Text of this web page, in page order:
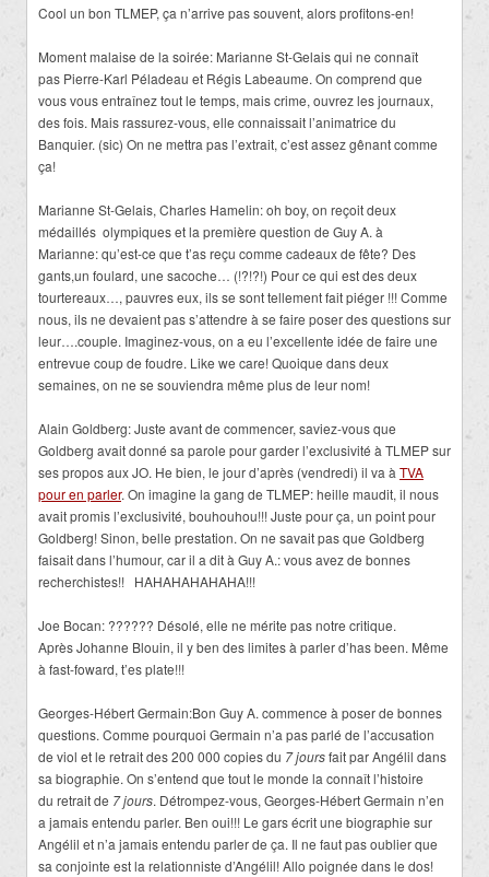
Cool un bon TLMEP, ça n’arrive pas souvent, alors profitons-en!
Moment malaise de la soirée: Marianne St-Gelais qui ne connaît
pas Pierre-Karl Péladeau et Régis Labeaume. On comprend que
vous vous entraînez tout le temps, mais crime, ouvrez les journaux,
des fois. Mais rassurez-vous, elle connaissait l’animatrice du
Banquier. (sic) On ne mettra pas l’extrait, c’est assez gênant comme
ça!
Marianne St-Gelais, Charles Hamelin: oh boy, on reçoit deux
médaillés olympiques et la première question de Guy A. à
Marianne: qu’est-ce que t’as reçu comme cadeaux de fête? Des
gants,un foulard, une sacoche… (!?!?!) Pour ce qui est des deux
tourtereaux…, pauvres eux, ils se sont tellement fait piéger !!! Comme
nous, ils ne devaient pas s’attendre à se faire poser des questions sur
leur….couple. Imaginez-vous, on a eu l’excellente idée de faire une
entrevue coup de foudre. Like we care! Quoique dans deux
semaines, on ne se souviendra même plus de leur nom!
Alain Goldberg: Juste avant de commencer, saviez-vous que
Goldberg avait donné sa parole pour garder l’exclusivité à TLMEP sur
ses propos aux JO. He bien, le jour d’après (vendredi) il va à TVA
pour en parler. On imagine la gang de TLMEP: heille maudit, il nous
avait promis l’exclusivité, bouhouhou!!! Juste pour ça, un point pour
Goldberg! Sinon, belle prestation. On ne savait pas que Goldberg
faisait dans l’humour, car il a dit à Guy A.: vous avez de bonnes
recherchistes!! HAHAHAHAHAHA!!!
Joe Bocan: ?????? Désolé, elle ne mérite pas notre critique.
Après Johanne Blouin, il y ben des limites à parler d’has been. Même
à fast-foward, t’es plate!!!
Georges-Hébert Germain:Bon Guy A. commence à poser de bonnes
questions. Comme pourquoi Germain n’a pas parlé de l’accusation
de viol et le retrait des 200 000 copies du 7 joursfait par Angélil dans
sa biographie. On s’entend que tout le monde la connaît l’histoire
du retrait de 7 jours. Détrompez-vous, Georges-Hébert Germain n’en
a jamais entendu parler. Ben oui!!! Le gars écrit une biographie sur
Angélil et n’a jamais entendu parler de ça. Il ne faut pas oublier que
sa conjointe est la relationniste d’Angélil! Allo poignée dans le dos!